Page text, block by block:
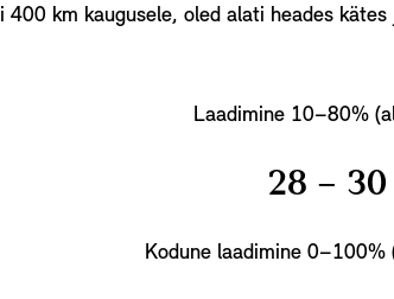
km kaugusele, oled alati heades
Laadimine 10–80%
28 −
Kodune laadimine 0–100%